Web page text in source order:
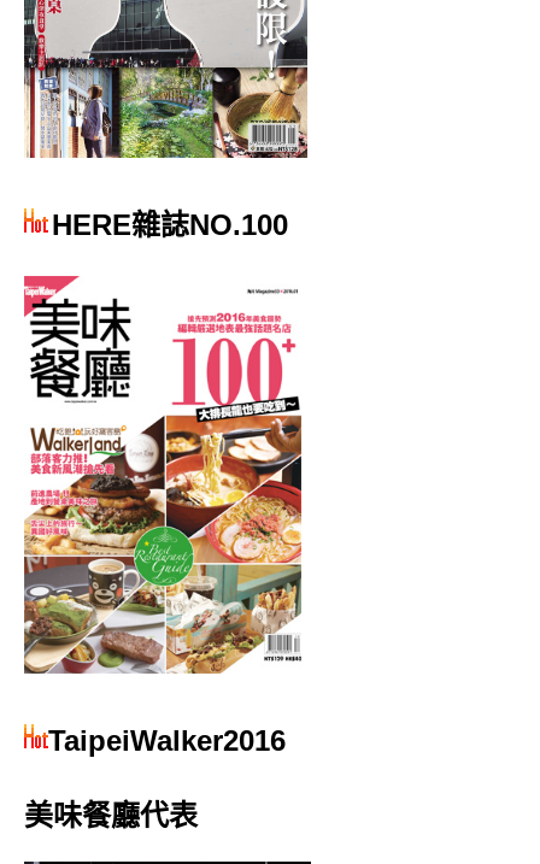
HERE雜誌NO.100
TaipeiWalker2016
美味餐廳代表